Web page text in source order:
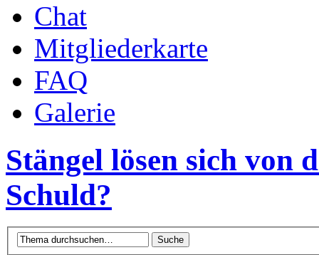
Chat
Mitgliederkarte
FAQ
Galerie
Stängel lösen sich von
Schuld?